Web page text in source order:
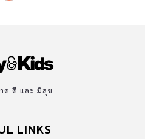
ด ดี และ มีสุข
LINKS